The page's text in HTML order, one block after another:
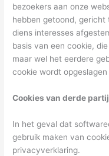
bezoekers aan onze
hebben getoond, gericht
diens interesses
basis van een cookie,
maar wel het eerdere
cookie wordt
Cookies van derde
In het geval dat
gebruik maken van
privacyverklaring.